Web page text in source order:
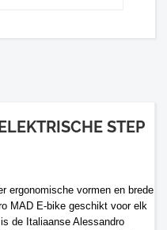
STEP
ergonomische vormen en brede
MAD E-bike geschikt voor elk
de Italiaanse Alessandro